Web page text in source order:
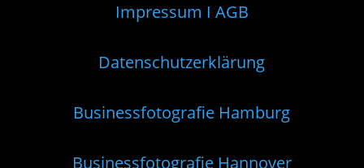
Impressum I AGB
Datenschutzerklärung
Businessfotografie Hamburg
Businessfotografie Hannover